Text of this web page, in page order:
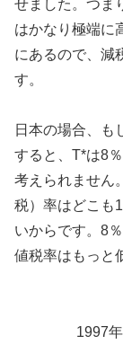
せました。つま
はかなり極端に
にあるので、減
す。
日本の場合、も
すると、T*は8
考えられません
税）率はどこも
いからです。8
値税率はもっと
1997